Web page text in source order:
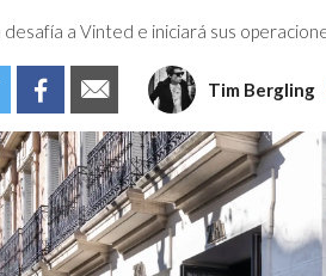
desafía a Vinted e iniciará sus
Tim Bergling